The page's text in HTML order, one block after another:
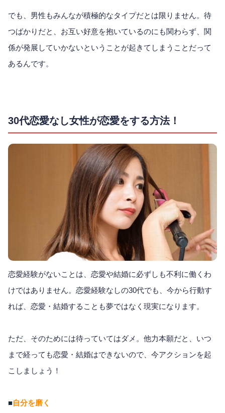
でも、男性もみんなが積極的なタイプだとは限りません。待
つばかりだと、お互い好意を抱いているのにも関わらず、関
係が発展していかないということが起きてしまうことだって
あるんです。
30代恋愛なし女性が恋愛をする方法！
恋愛経験がないことは、恋愛や結婚に必ずしも不利に働くわ
けではありません。恋愛経験なしの30代でも、今から行動す
れば、恋愛・結婚することも夢ではなく現実になります。
ただ、そのためには待っていてはダメ。他力本願だと、いつ
まで経っても恋愛・結婚はできないので、今アクションを起
こしましょう！
■自分を磨く